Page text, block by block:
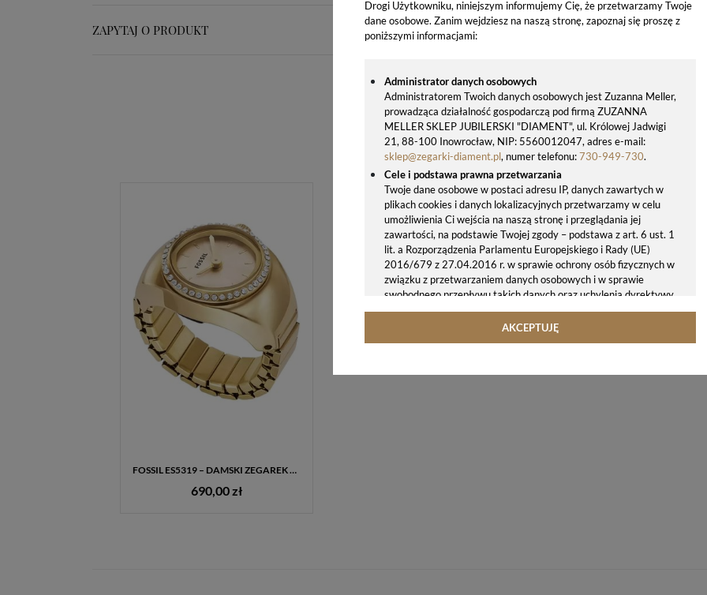
Drogi Użytkowniku, niniejszym informujemy Cię, że przetwarzamy Twoje
dane osobowe. Zanim wejdziesz na naszą stronę, zapoznaj się proszę z
poniższymi informacjami:
Administrator danych osobowych
Administratorem Twoich danych osobowych jest Zuzanna Meller,
prowadząca działalność gospodarczą pod firmą ZUZANNA
MELLER SKLEP JUBILERSKI "DIAMENT", ul. Królowej Jadwigi
21, 88-100 Inowrocław, NIP: 5560012047, adres e-mail:
sklep@zegarki-diament.pl, numer telefonu:730-949-730.
Cele i podstawa prawna przetwarzania
Twoje dane osobowe w postaci adresu IP, danych zawartych w
plikach cookies i danych lokalizacyjnych przetwarzamy w celu
umożliwienia Ci wejścia na naszą stronę i przeglądania jej
zawartości, na podstawie Twojej zgody – podstawa z art. 6 ust. 1
lit. a Rozporządzenia Parlamentu Europejskiego i Rady (UE)
2016/679 z 27.04.2016 r. w sprawie ochrony osób fizycznych w
związku z przetwarzaniem danych osobowych i w sprawie
swobodnego przepływu takich danych oraz uchylenia dyrektywy
95/46/WE (ogólne rozporządzenie o ochronie danych, tj. RODO).
Twoje dane osobowe możemy udostępniać hostingodawcy. Takie
zgodnie z naszymi poleceniami. Przekazujemy Twoje dane poza
AKCEPTUJĘ
ZAPYTAJ O PRODUKT
OSTATNIO OGLĄDANE PRODUKTY
FOSSIL ES5319 – DAMSKI ZEGAREK PIERŚCIONEK W KOLORZE ZŁOTYM
690,00 zł